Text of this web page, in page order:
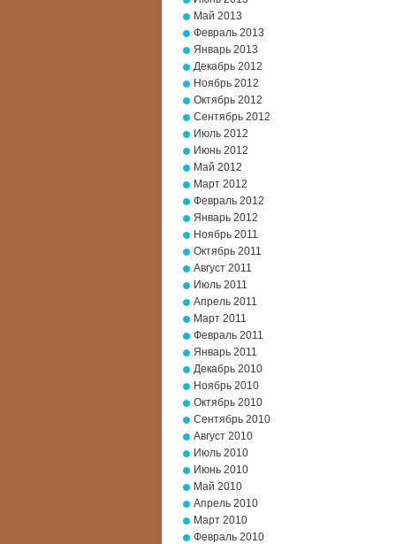
Май 2013
Февраль 2013
Январь 2013
Декабрь 2012
Ноябрь 2012
Октябрь 2012
Сентябрь 2012
Июль 2012
Июнь 2012
Май 2012
Март 2012
Февраль 2012
Январь 2012
Ноябрь 2011
Октябрь 2011
Август 2011
Июль 2011
Апрель 2011
Март 2011
Февраль 2011
Январь 2011
Декабрь 2010
Ноябрь 2010
Октябрь 2010
Сентябрь 2010
Август 2010
Июль 2010
Июнь 2010
Май 2010
Апрель 2010
Март 2010
Февраль 2010